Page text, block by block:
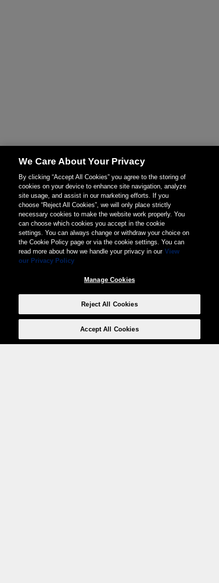
We Care About Your Privacy
By clicking “Accept All Cookies” you agree to the storing of
cookies on your device to enhance site navigation, analyze
site usage, and assist in our marketing efforts. If you
choose “Reject All Cookies”, we will only place strictly
necessary cookies to make the website work properly. You
can choose which cookies you accept in the cookie
settings. You can always change or withdraw your choice on
the Cookie Policy page or via the cookie settings. You can
read more about how we handle your privacy in our View
our Privacy Policy
Manage Cookies
Reject All Cookies
Accept All Cookies